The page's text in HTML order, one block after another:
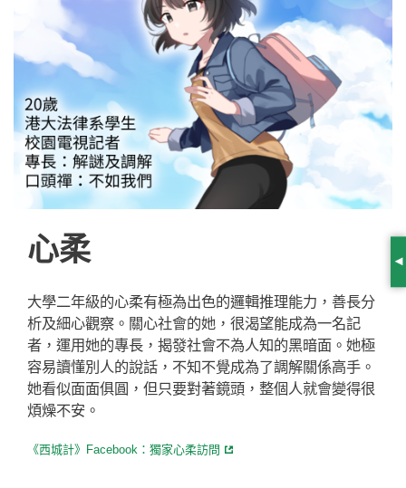
心柔
大學二年級的心柔有極為出色的邏輯推理能力，善長分
析及細心觀察。關心社會的她，很渴望能成為一名記
者，運用她的專長，揭發社會不為人知的黑暗面。她極
容易讀懂別人的說話，不知不覺成為了調解關係高手。
她看似面面俱圓，但只要對著鏡頭，整個人就會變得很
煩燥不安。
《西城計》Facebook：獨家心柔訪問